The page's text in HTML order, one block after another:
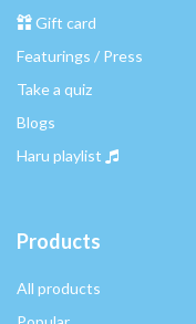
Gift card
Featurings / Press
Take a quiz
Blogs
Haru playlist
Products
All products